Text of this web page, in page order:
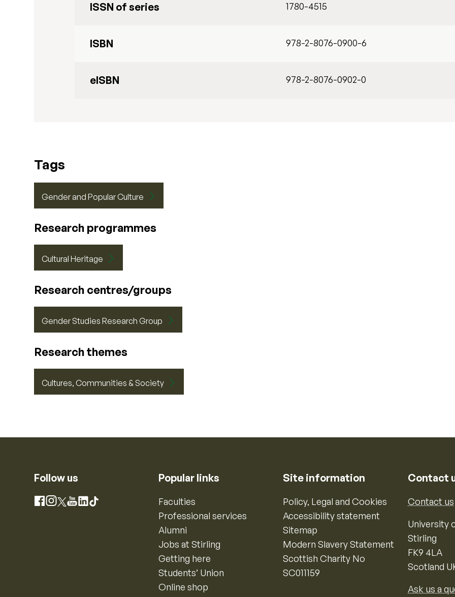
ISSN of series 1780-4515
ISBN 978-2-8076-0900-6
eISBN 978-2-8076-0902-0
Tags
Gender and Popular Culture
Research programmes
Cultural Heritage
Research centres/groups
Gender Studies Research Group
Research themes
Cultures, Communities & Society
Follow us
Facebook
Instagram
X YouTube
LinkedIn
TikTok
Popular links
Faculties
Professional services
Alumni
Jobs at Stirling
Getting here
Students’ Union
Online shop
Site information
Policy, Legal and Cookies
Accessibility statement
Sitemap
Modern Slavery Statement
Scottish Charity No
SC011159
Contact
Contact us
University
Stirling
FK9 4LA
Scotland
Ask us a